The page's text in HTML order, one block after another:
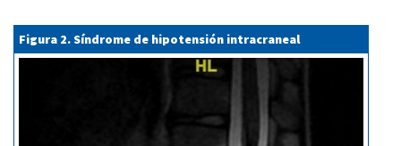
Figura 2. Síndrome de hipotensión intracraneal